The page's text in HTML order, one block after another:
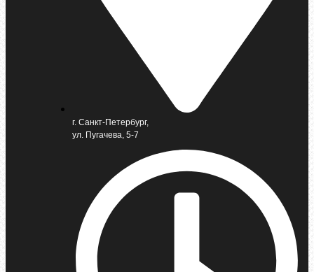
г. Санкт-Петербург,
ул. Пугачева, 5-7